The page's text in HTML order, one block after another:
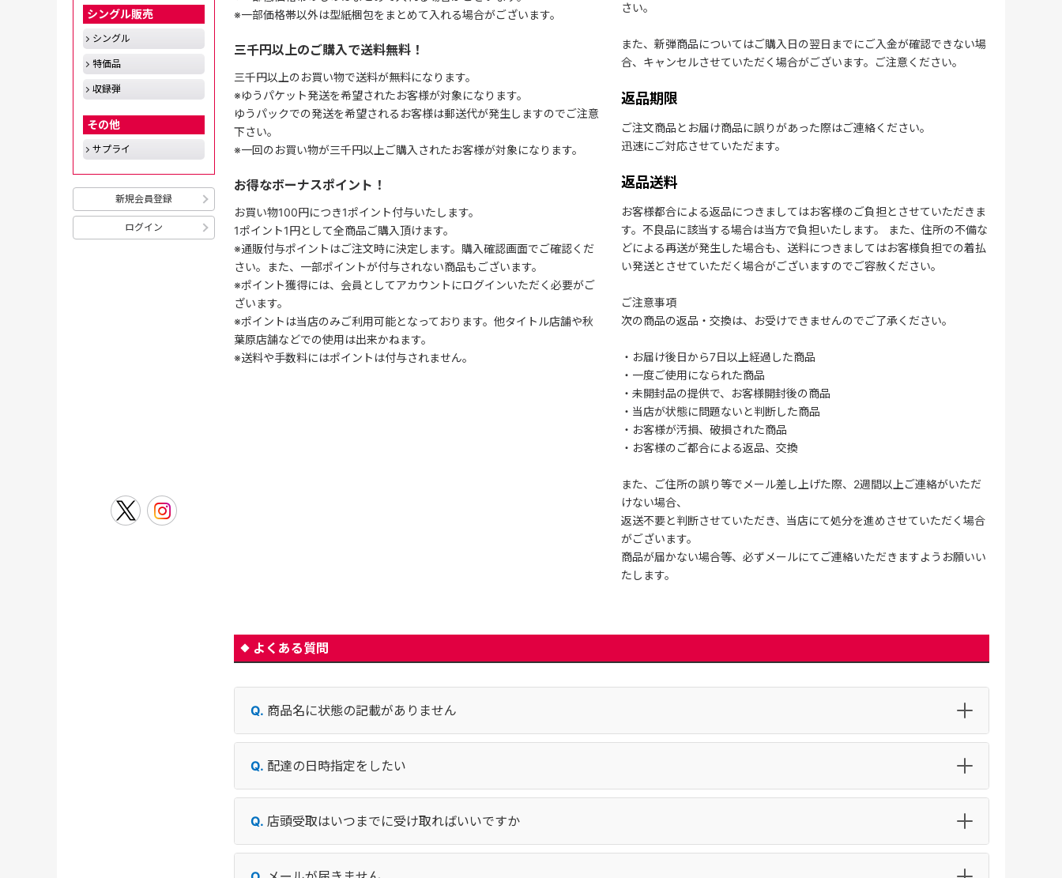
※一部価格帯以外は型紙梱包をまとめて入れる場合がございます。
三千円以上のご購入で送料無料！
三千円以上のお買い物で送料が無料になります。
※ゆうパケット発送を希望されたお客様が対象になります。
ゆうパックでの発送を希望されるお客様は郵送代が発生しますのでご注意
下さい。
※一回のお買い物が三千円以上ご購入されたお客様が対象になります。
お得なボーナスポイント！
お買い物100円につき1ポイント付与いたします。
1ポイント1円として全商品ご購入頂けます。
※通販付与ポイントはご注文時に決定します。購入確認画面でご確認くだ
さい。また、一部ポイントが付与されない商品もございます。
※ポイント獲得には、会員としてアカウントにログインいただく必要がご
ざいます。
※ポイントは当店のみご利用可能となっております。他タイトル店舗や秋
葉原店舗などでの使用は出来かねます。
※送料や手数料にはポイントは付与されません。
さい。
また、新弾商品についてはご購入日の翌日までにご入金が確認できない場
合、キャンセルさせていただく場合がございます。ご注意ください。
返品期限
ご注文商品とお届け商品に誤りがあった際はご連絡ください。
迅速にご対応させていただます。
返品送料
お客様都合による返品につきましてはお客様のご負担とさせていただきま
す。不良品に該当する場合は当方で負担いたします。 また、住所の不備な
どによる再送が発生した場合も、送料につきましてはお客様負担での着払
い発送とさせていただく場合がございますのでご容赦ください。
ご注意事項
次の商品の返品・交換は、お受けできませんのでご了承ください。
・お届け後日から7日以上経過した商品
・一度ご使用になられた商品
・未開封品の提供で、お客様開封後の商品
・当店が状態に問題ないと判断した商品
・お客様が汚損、破損された商品
・お客様のご都合による返品、交換
また、ご住所の誤り等でメール差し上げた際、2週間以上ご連絡がいただ
けない場合、
返送不要と判断させていただき、当店にて処分を進めさせていただく場合
がございます。
商品が届かない場合等、必ずメールにてご連絡いただきますようお願いい
たします。
よくある質問
商品名に状態の記載がありません
配達の日時指定をしたい
店頭受取はいつまでに受け取ればいいですか
シングル販売
シングル
特価品
収録弾
その他
サプライ
新規会員登録
ログイン